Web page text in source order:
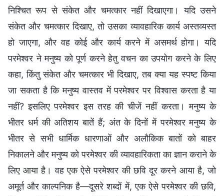
निश्चित रूप से संकेत और चमत्कार नहीं दिखाएगा। यदि उसने
संकेत और चमत्कार दिखाए, तो उसका व्यावहारिक कार्य अस्तव्यस्त
हो जाएगा, और वह कोई और कार्य करने में असमर्थ होगा। यदि
परमेश्वर ने मनुष्य को पूर्ण करने हेतु वचन का उपयोग करने के लिए
कहा, किंतु संकेत और चमत्कार भी दिखाए, तब क्या यह स्पष्ट किया
जा सकता है कि मनुष्य वास्तव में परमेश्वर पर विश्वास करता है या
नहीं? इसलिए परमेश्वर इस तरह की चीजें नहीं करता। मनुष्य के
भीतर धर्म की अतिशय बातें हैं; अंत के दिनों में परमेश्वर मनुष्य के
भीतर से सभी धार्मिक धारणाओं और अलौकिक बातों को बाहर
निकालने और मनुष्य को परमेश्वर की व्यावहारिकता का ज्ञान कराने के
लिए आया है। वह एक ऐसे परमेश्वर की छवि दूर करने आया है, जो
अमूर्त और काल्पनिक है—दूसरे शब्दों में, एक ऐसे परमेश्वर की छवि,